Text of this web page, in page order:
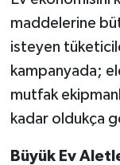
maddelerine
isteyen
kampanyada;
mutfak
kadar oldukça
Büyük Ev